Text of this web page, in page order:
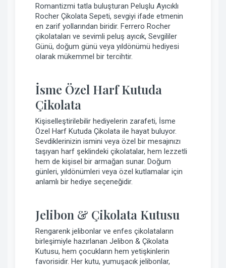
Romantizmi tatla buluşturan Peluşlu Ayıcıklı
Rocher Çikolata Sepeti, sevgiyi ifade etmenin
en zarif yollarından biridir. Ferrero Rocher
çikolataları ve sevimli peluş ayıcık, Sevgililer
Günü, doğum günü veya yıldönümü hediyesi
olarak mükemmel bir tercihtir.
İsme Özel Harf Kutuda
Çikolata
Kişiselleştirilebilir hediyelerin zarafeti, İsme
Özel Harf Kutuda Çikolata ile hayat buluyor.
Sevdiklerinizin ismini veya özel bir mesajınızı
taşıyan harf şeklindeki çikolatalar, hem lezzetli
hem de kişisel bir armağan sunar. Doğum
günleri, yıldönümleri veya özel kutlamalar için
anlamlı bir hediye seçeneğidir.
Jelibon & Çikolata Kutusu
Rengarenk jelibonlar ve enfes çikolataların
birleşimiyle hazırlanan Jelibon & Çikolata
Kutusu, hem çocukların hem yetişkinlerin
favorisidir. Her kutu, yumuşacık jelibonlar,